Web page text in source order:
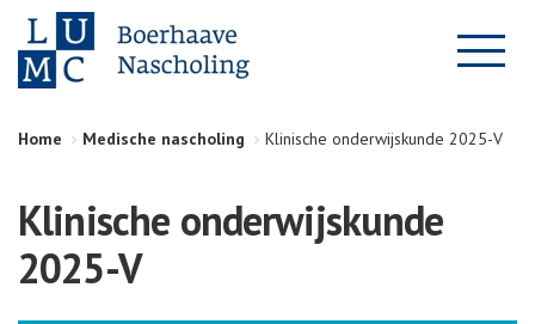
Home Medische nascholing Klinische onderwijskunde 2025-V
Klinische onderwijskunde
2025-V